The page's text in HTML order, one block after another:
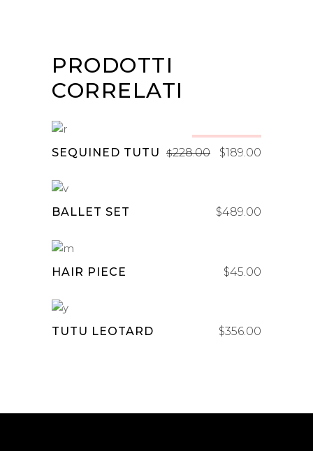
PRODOTTI
CORRELATI
Sale
SEQUINED TUTU $228.00
Il
era:
$189.00
BALLET SET $489.00
HAIR PIECE $45.00
TUTU LEOTARD $356.00